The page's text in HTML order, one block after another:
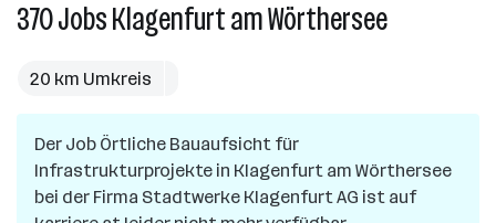
370JobsKlagenfurt am Wörthersee370
am
20 km Umkreis
Der Job Örtliche Bauaufsicht für
Infrastrukturprojekte in Klagenfurt am Wörthersee
bei der Firma Stadtwerke Klagenfurt AG ist auf